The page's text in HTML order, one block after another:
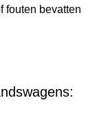
fouten bevatten